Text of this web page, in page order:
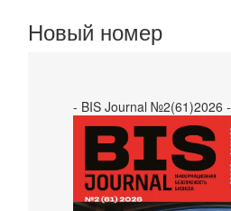
Новый номер
- BIS Journal №2(61)2026 -